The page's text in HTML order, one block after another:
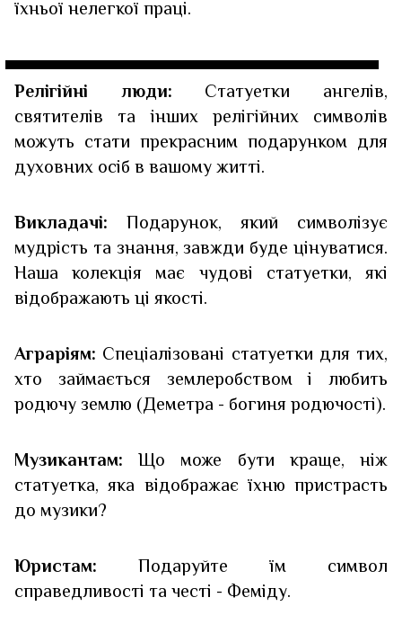
їхньої нелегкої праці.
Релігійні люди: Статуетки ангелів,
святителів та інших релігійних символів
можуть стати прекрасним подарунком для
духовних осіб в вашому житті.
Викладачі: Подарунок, який символізує
мудрість та знання, завжди буде цінуватися.
Наша колекція має чудові статуетки, які
відображають ці якості.
Аграріям: Спеціалізовані статуетки для тих,
хто займається землеробством і любить
родючу землю (Деметра - богиня родючості).
Музикантам: Що може бути краще, ніж
статуетка, яка відображає їхню пристрасть
до музики?
Юристам: Подаруйте їм символ
справедливості та честі - Феміду.